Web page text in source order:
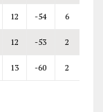
12 -54 6
12 -53 2
13 -60 2